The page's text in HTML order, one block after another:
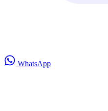
WhatsApp